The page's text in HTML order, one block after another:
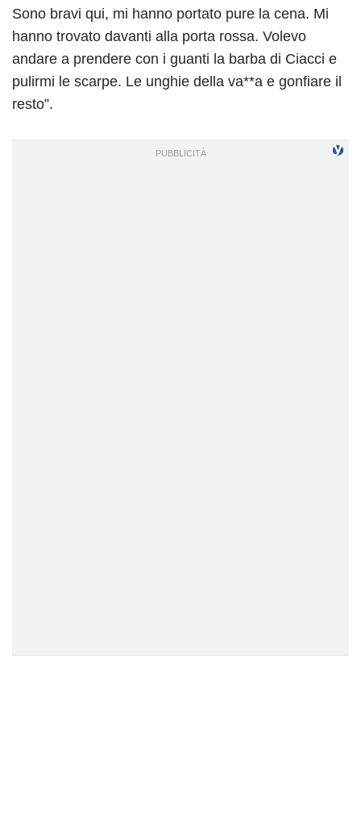
Sono bravi qui, mi hanno portato pure la cena. Mi
hanno trovato davanti alla porta rossa. Volevo
andare a prendere con i guanti la barba di Ciacci e
pulirmi le scarpe. Le unghie della va**a e gonfiare il
resto”.